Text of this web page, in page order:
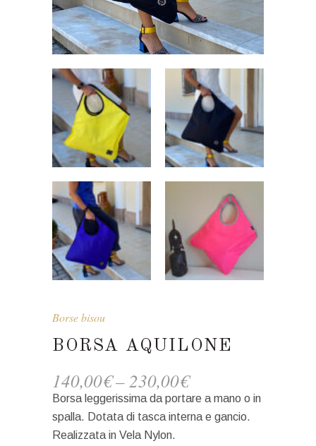
Borse bisou
BORSA AQUILONE
140,00€–230,00€
Borsa leggerissima da portare a mano o in
spalla. Dotata di tasca interna e gancio.
Realizzata in Vela Nylon.